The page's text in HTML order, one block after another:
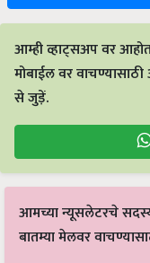
आम्ही व्हाट्सअप वर
मोबाईल वर
से जुड़ें.
आमच्या न्यूसलेटरचे
बातम्या मेलवर